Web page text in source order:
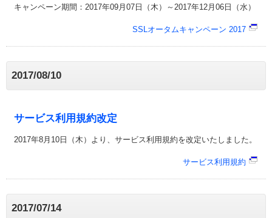
キャンペーン期間：2017年09月07日（木）～2017年12月06日（水）
SSLオータムキャンペーン 2017
2017/08/10
サービス利用規約改定
2017年8月10日（木）より、サービス利用規約を改定いたしました。
サービス利用規約
2017/07/14